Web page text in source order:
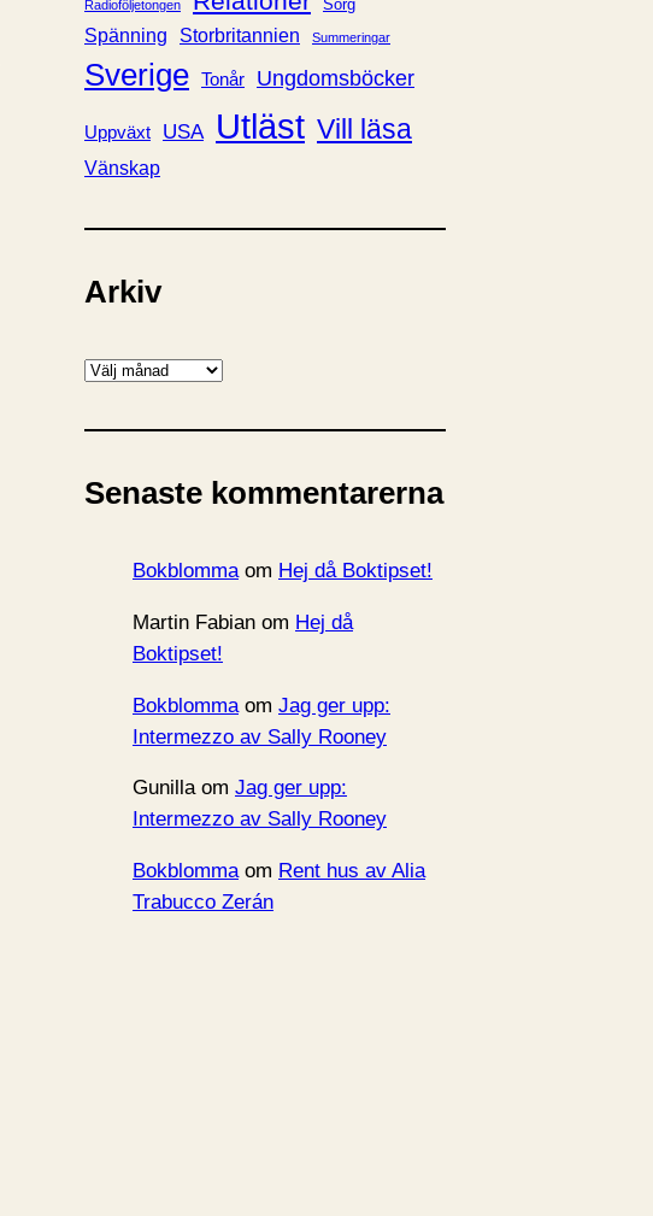
Radioföljetongen Sorg
Spänning Storbritannien Summeringar
Sverige Tonår Ungdomsböcker
Uppväxt USA Utläst Vill läsa
Vänskap
Arkiv
A
k
v
Senaste kommentarerna
Bokblommaom Hej då Boktipset!
Martin Fabian om Hej då
Boktipset!
Bokblomma om Jag ger upp:
Intermezzo av Sally Rooney
Gunillaom Jag ger upp:
Intermezzo av Sally Rooney
Bokblommaom Rent hus av Alia
Trabucco Zerán